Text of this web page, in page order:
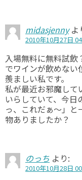
midasjenny よ
2010年10月27日
入場無料に無料試
でワインが飲めない
羨ましい私です。
私が最近お邪魔して
いらしていて、今日
っ、これだぁ～」と
物ありましたか？
のっち より:
2010年10月28日